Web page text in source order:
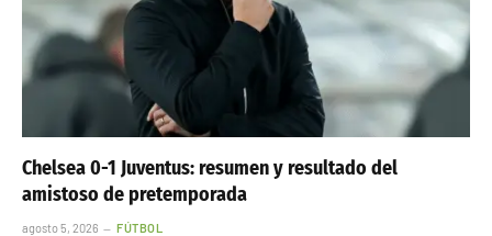
Chelsea 0-1 Juventus: resumen y resultado del
amistoso de pretemporada
agosto 5, 2026 FÚTBOL